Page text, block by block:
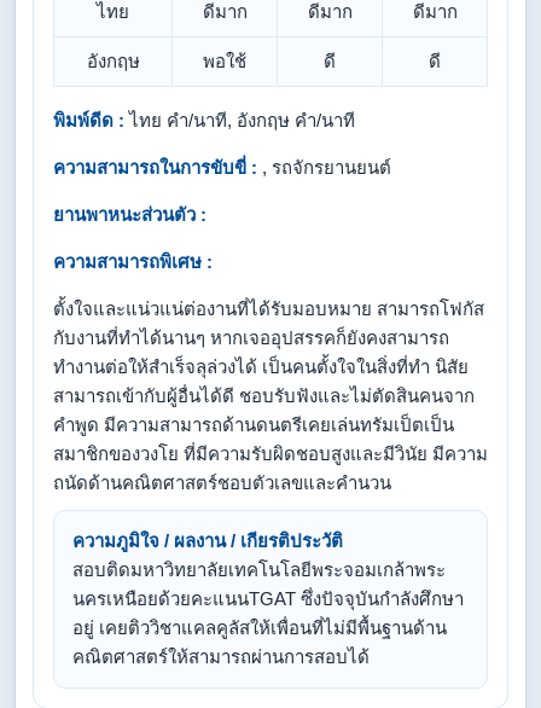
ไทย ดีมาก ดีมาก ดีมาก
อังกฤษ พอใช้ ดี ดี
พิมพ์ดีด : ไทย คำ/นาที, อังกฤษ คำ/นาที
ความสามารถในการขับขี่ : , รถจักรยานยนต์
ยานพาหนะส่วนตัว :
ความสามารถพิเศษ :
ตั้งใจและแน่วแน่ต่องานที่ได้รับมอบหมาย สามารถโฟกัส
กับงานที่ทำได้นานๆ หากเจออุปสรรคก็ยังคงสามารถ
ทำงานต่อให้สำเร็จลุล่วงได้ เป็นคนตั้งใจในสิ่งที่ทำ นิสัย
สามารถเข้ากับผู้อื่นได้ดี ชอบรับฟังและไม่ตัดสินคนจาก
คำพูด มีความสามารถด้านดนตรีเคยเล่นทรัมเป็ตเป็น
สมาชิกของวงโย ที่มีความรับผิดชอบสูงและมีวินัย มีความ
ถนัดด้านคณิตศาสตร์ชอบตัวเลขและคำนวน
ความภูมิใจ / ผลงาน / เกียรติประวัติ
สอบติดมหาวิทยาลัยเทคโนโลยีพระจอมเกล้าพระ
นครเหนือยด้วยคะแนนTGAT ซึ่งปัจจุบันกำลังศึกษา
อยู่ เคยติววิชาแคลคูลัสให้เพื่อนที่ไม่มีพื้นฐานด้าน
คณิตศาสตร์ให้สามารถผ่านการสอบได้